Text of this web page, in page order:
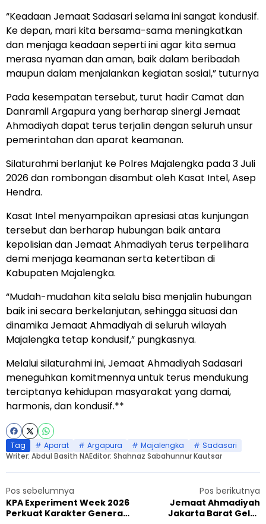
“Keadaan Jemaat Sadasari selama ini sangat kondusif.
Ke depan, mari kita bersama-sama meningkatkan
dan menjaga keadaan seperti ini agar kita semua
merasa nyaman dan aman, baik dalam beribadah
maupun dalam menjalankan kegiatan sosial,” tuturnya
Pada kesempatan tersebut, turut hadir Camat dan
Danramil Argapura yang berharap sinergi Jemaat
Ahmadiyah dapat terus terjalin dengan seluruh unsur
pemerintahan dan aparat keamanan.
Silaturahmi berlanjut ke Polres Majalengka pada 3 Juli
2026 dan rombongan disambut oleh Kasat Intel, Asep
Hendra.
Kasat Intel menyampaikan apresiasi atas kunjungan
tersebut dan berharap hubungan baik antara
kepolisian dan Jemaat Ahmadiyah terus terpelihara
demi menjaga keamanan serta ketertiban di
Kabupaten Majalengka.
“Mudah-mudahan kita selalu bisa menjalin hubungan
baik ini secara berkelanjutan, sehingga situasi dan
dinamika Jemaat Ahmadiyah di seluruh wilayah
Majalengka tetap kondusif,” pungkasnya.
Melalui silaturahmi ini, Jemaat Ahmadiyah Sadasari
meneguhkan komitmennya untuk terus mendukung
terciptanya kehidupan masyarakat yang damai,
harmonis, dan kondusif.**
Tag Aparat Argapura Majalengka
Sadasari
Writer: Abdul Basith NAEditor: Shahnaz Sabahunnur Kautsar
Pos sebelumnya
KPA Experiment Week 2026
Perkuat Karakter Generasi
Pos berikutnya
Jemaat Ahmadiyah
Jakarta Barat Gelar